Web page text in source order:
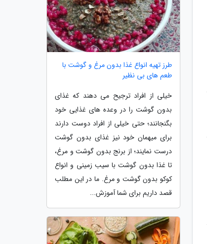
طرز تهیه انواع غذا بدون مرغ و گوشت با
طعم های بی نظیر
خیلی از افراد ترجیح می دهند که غذای
بدون گوشت را در وعده های غذایی خود
بگنجانند؛ حتی خیلی از افراد دوست دارند
برای میهمان خود نیز غذای بدون گوشت
درست نمایند؛ از برنج بدون گوشت و مرغ،
تا غذا بدون گوشت با سیب زمینی و انواع
کوکو بدون گوشت و مرغ. ما در این مطلب
قصد داریم برای شما آموزش...